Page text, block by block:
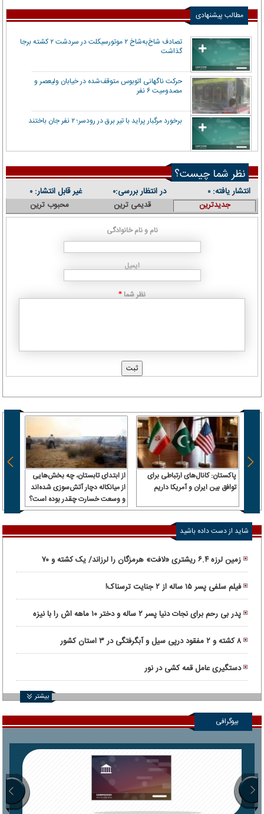
مطالب پیشنهادی
تصادف شاخ‌به‌شاخ ۲ موتورسیکلت در سردشت ۲ کشته برجا
گذاشت
حرکت ناگهانی اتوبوس متوقف‌شده در خیابان ولیعصر و
مصدومیت ۶ نفر
برخورد مرگبار پراید با تیر برق در رودسر؛ ۲ نفر جان باختند
نظر شما چیست؟
انتشار یافته: ۰ در انتظار بررسی:۰ غیر قابل انتشار: ۰
جدیدترین قدیمی ترین محبوب ترین
نام و نام خانوادگی
ایمیل
نظر شما *
پاکستان: کانال‌های ارتباطی برای
توافق بین ایران و آمریکا داریم
از ابتدای تابستان، چه بخش‌هایی
از میانکاله دچار آتش‌سوزی شده‌اند
و وسعت خسارت چقدر بوده است؟
شاید از دست داده باشید
زمین لرزه ۶.۴ ریشتری «لافت» هرمزگان را لرزاند/ یک کشته و ۷۰
مصدوم
فیلم سلفی پسر ۱۵ ساله از ۲ جنایت ترسناک!
پدر بی رحم برای نجات دنیا پسر ۲ ساله و دختر ۱۰ ماهه اش را با نیزه
کشت!
۸ کشته و ۲ مفقود درپی سیل و آبگرفتگی در ۳ استان کشور
دستگیری عامل قمه کشی در نور
بیشتر
بیوگرافی